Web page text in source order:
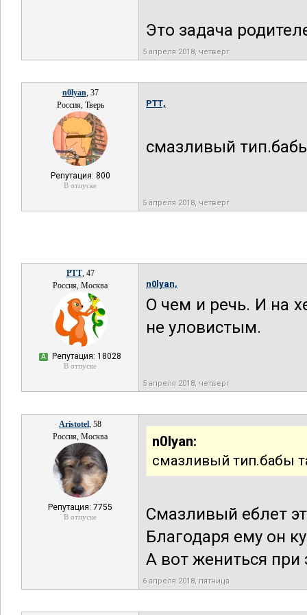
Это задача
5 апреля 2018, четверг
n0lyan, 37
Россия, Тверь
Репутация: 800
В отпуске
РТТ,
смазливый
5 апреля 2018, четверг
РТТ, 47
Россия, Москва
А Репутация: 18028
В отпуске
n0lyan,
О чем и речь. И на
не уловистым.
5 апреля 2018, четверг
Aristotel, 58
Россия, Москва
Репутация: 7755
В отпуске
n0lyan:
смазливый тип.бабы
Смазливый еблет
Благодаря ему он
А вот жениться при
6 апреля 2018, пятница